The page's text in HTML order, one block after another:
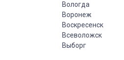
Вологда
Воронеж
Воскресенск
Всеволожск
Выборг